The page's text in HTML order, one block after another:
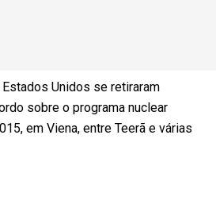
Unidos se retiraram
sobre o programa nuclear
em Viena, entre Teerã e várias